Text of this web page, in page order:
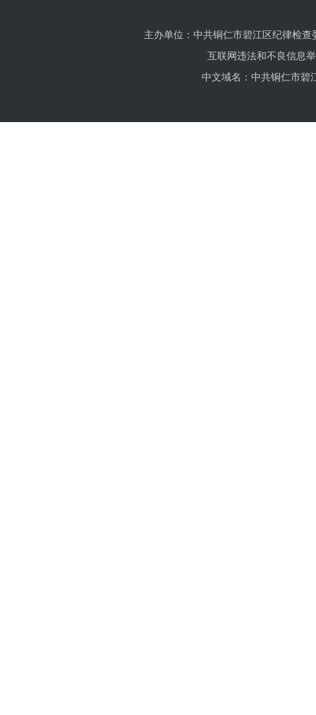
主办单位：中共铜仁市碧江区纪律检
互联网违法和不良信息
中文域名：中共铜仁市